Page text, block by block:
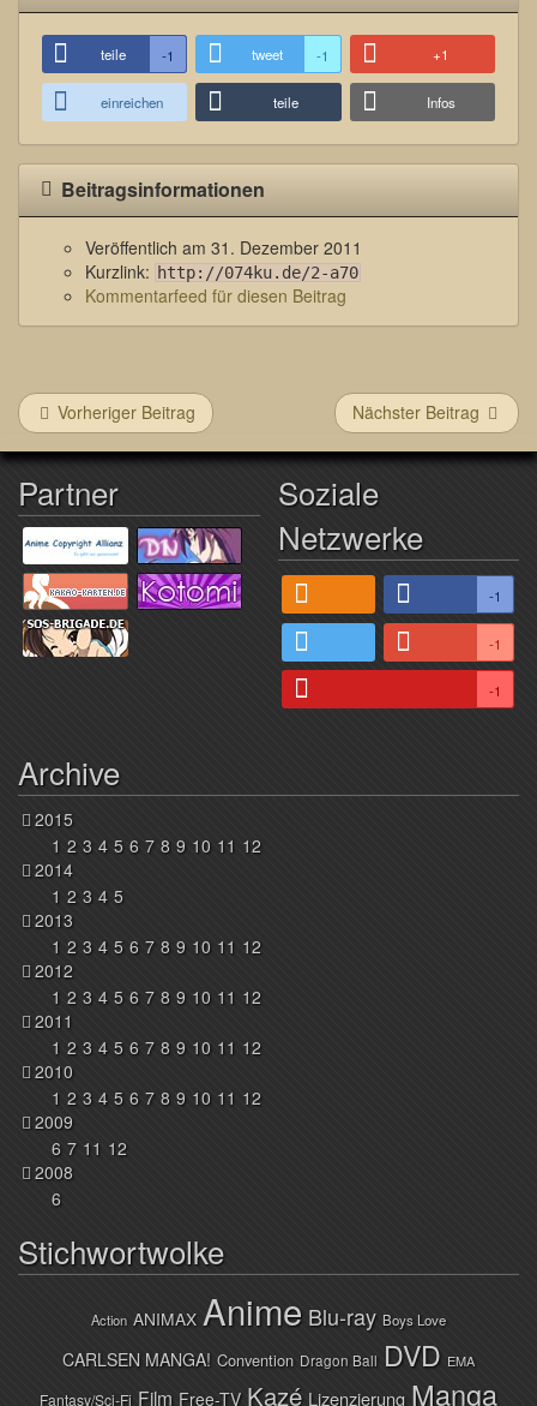
teile -1 tweet -1 +1
einreichen teile Infos
Beitragsinformationen
Veröffentlich am 31. Dezember 2011
Kurzlink: http://074ku.de/2-a70
Kommentarfeed für diesen Beitrag
Vorheriger Beitrag Nächster Beitrag
Partner
Soziale
Netzwerke
-1
-1
-1
Archive
2015
1 2 3 4 5 6 7 8 9 10 11 12
2014
1 2 3 4 5
2013
1 2 3 4 5 6 7 8 9 10 11 12
2012
1 2 3 4 5 6 7 8 9 10 11 12
2011
1 2 3 4 5 6 7 8 9 10 11 12
2010
1 2 3 4 5 6 7 8 9 10 11 12
2009
6 7 11 12
2008
6
Stichwortwolke
Action ANIMAX Anime Blu-ray Boys Love
CARLSEN MANGA! Convention Dragon Ball DVD EMA
Fantasy/Sci-Fi Film Free-TV Kazé Lizenzierung Manga